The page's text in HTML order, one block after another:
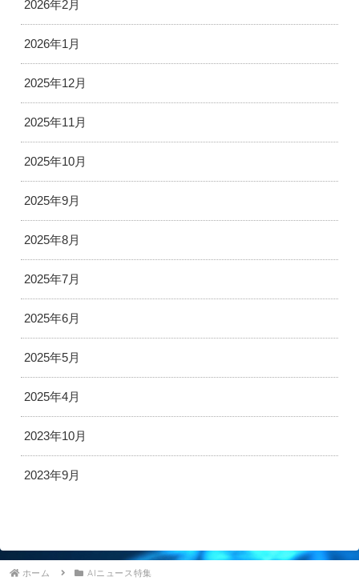
2026年2月
2026年1月
2025年12月
2025年11月
2025年10月
2025年9月
2025年8月
2025年7月
2025年6月
2025年5月
2025年4月
2023年10月
2023年9月
ホーム AIニュース特集